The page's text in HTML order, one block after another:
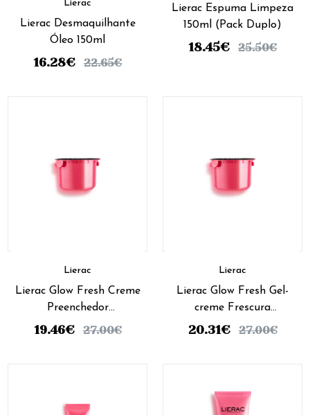
Lierac
Lierac Desmaquilhante
Óleo 150ml
16.28€ 22.65€
Lierac Espuma Limpeza
150ml (Pack Duplo)
18.45€ 25.50€
Lierac
Lierac Glow Fresh Creme
Preenchedor
Luminosidade - Recarga
19.46€ 27.00€
Lierac
Lierac Glow Fresh Gel-
creme Frescura
Luminosidade - Recarga
20.31€ 27.00€